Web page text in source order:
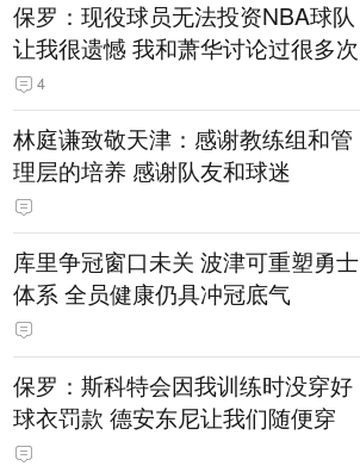
保罗：现役球员无法投资NBA球队
让我很遗憾 我和萧华讨论过很多次
4
林庭谦致敬天津：感谢教练组和管
理层的培养 感谢队友和球迷
库里争冠窗口未关 波津可重塑勇士
体系 全员健康仍具冲冠底气
保罗：斯科特会因我训练时没穿好
球衣罚款 德安东尼让我们随便穿